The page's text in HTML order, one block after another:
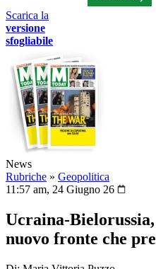
Scarica la
versione
sfogliabile
News
Rubriche » Geopolitica
11:57 am, 24 Giugno 26
Ucraina-
nuovo fronte che